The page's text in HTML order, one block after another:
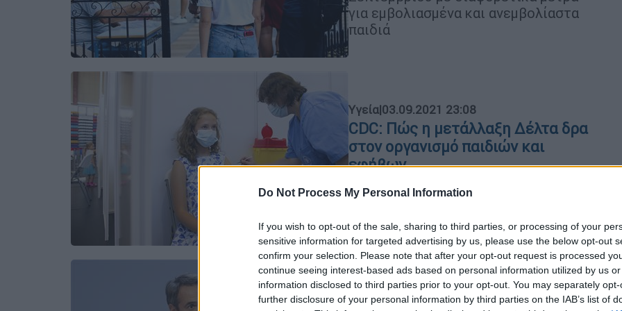
Do Not Process My Personal Information
If you wish to opt-out of the sale, sharing to third parties, or processing of your
sensitive information for targeted advertising by us, please use the below opt-out
confirm your selection. Please note that after your opt-out request is processed
continue seeing interest-based ads based on personal information utilized by us
information disclosed to third parties prior to your opt-out. You may separately
further disclosure of your personal information by third parties on the IAB’s list of
για εμβολιασμένα και ανεμβολίαστα
παιδιά
Υγεία|03.09.2021 23:08
CDC: Πώς η μετάλλαξη Δέλτα δρα
στον οργανισμό παιδιών και
εφήβων
Τι αποκαλύπτουν τα στοιχεία που
Πολιτική|03.09.2021 23:07
Μητσοτάκης: Η Ελλάδα θα